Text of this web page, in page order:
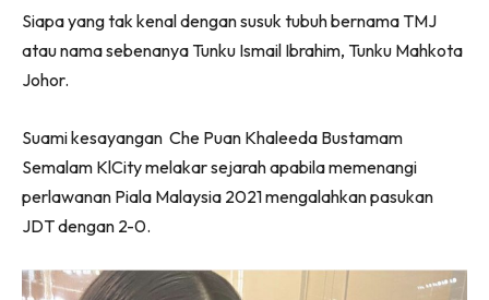
(Twitter)
Siapa yang tak kenal dengan susuk tubuh bernama TMJ
atau nama sebenanya Tunku Ismail Ibrahim, Tunku Mahkota
Johor.
Suami kesayangan Che Puan Khaleeda Bustamam
Semalam KlCity melakar sejarah apabila memenangi
perlawanan Piala Malaysia 2021 mengalahkan pasukan
JDT dengan 2-0.